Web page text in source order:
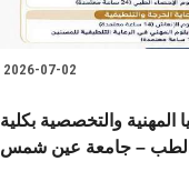
الخريجين
الزائـرون
2026-07-02
المهنية والتخصصية بكلية
الطب – جامعة عين شمس